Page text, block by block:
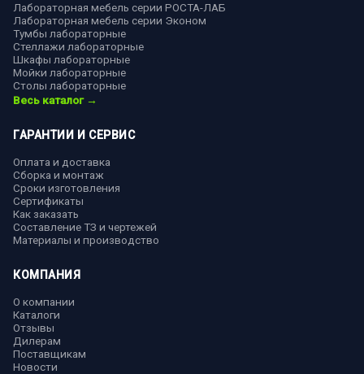
Лабораторная мебель серии РОСТА-ЛАБ
Лабораторная мебель серии Эконом
Тумбы лабораторные
Стеллажи лабораторные
Шкафы лабораторные
Мойки лабораторные
Столы лабораторные
Весь каталог →
ГАРАНТИИ И СЕРВИС
Оплата и доставка
Сборка и монтаж
Сроки изготовления
Сертификаты
Как заказать
Составление ТЗ и чертежей
Материалы и производство
КОМПАНИЯ
О компании
Каталоги
Отзывы
Дилерам
Поставщикам
Новости